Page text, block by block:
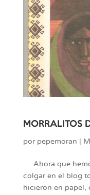
MORRALITOS
por pepemoran
Ahora que
colgar en el blog
hicieron en papel,